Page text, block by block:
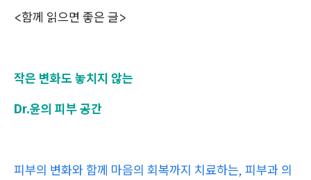
<함께 읽으면 좋은 글>
작은 변화도 놓치지 않는
Dr.윤의 피부 공간
피부의 변화와 함께 마음의 회복까지 치료하는, 피부과 의